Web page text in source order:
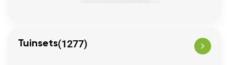
Tuinsets(1277)